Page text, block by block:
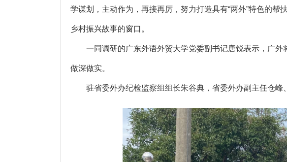
学谋划，主动作为，再接再厉，努力打造具有“两外”特色的
乡村振兴故事的窗口。
一同调研的广东外语外贸大学党委副书记唐锐表示，广外
做深做实。
驻省委外办纪检监察组组长朱谷典，省委外办副主任仓峰